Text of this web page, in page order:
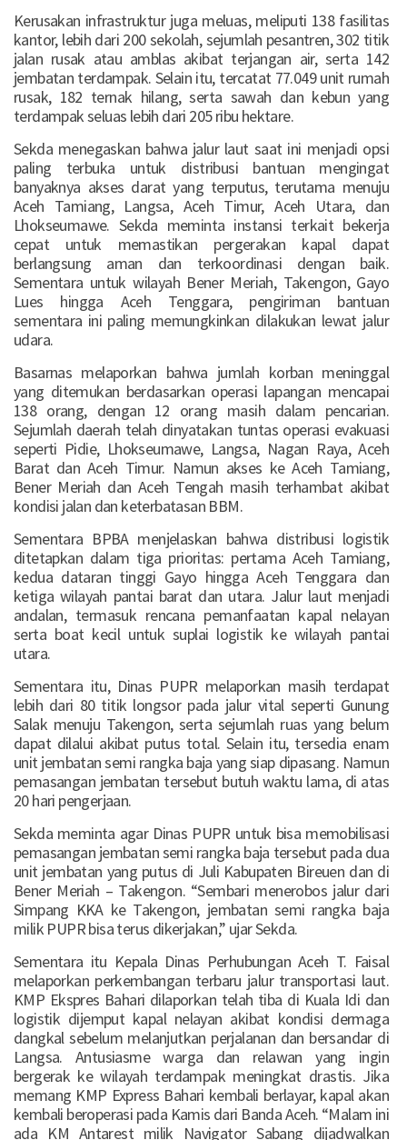
Kerusakan infrastruktur juga meluas, meliputi 138 fasilitas
kantor, lebih dari 200 sekolah, sejumlah pesantren, 302 titik
jalan rusak atau amblas akibat terjangan air, serta 142
jembatan terdampak. Selain itu, tercatat 77.049 unit rumah
rusak, 182 ternak hilang, serta sawah dan kebun yang
terdampak seluas lebih dari 205 ribu hektare.
Sekda menegaskan bahwa jalur laut saat ini menjadi opsi
paling terbuka untuk distribusi bantuan mengingat
banyaknya akses darat yang terputus, terutama menuju
Aceh Tamiang, Langsa, Aceh Timur, Aceh Utara, dan
Lhokseumawe. Sekda meminta instansi terkait bekerja
cepat untuk memastikan pergerakan kapal dapat
berlangsung aman dan terkoordinasi dengan baik.
Sementara untuk wilayah Bener Meriah, Takengon, Gayo
Lues hingga Aceh Tenggara, pengiriman bantuan
sementara ini paling memungkinkan dilakukan lewat jalur
udara.
Basarnas melaporkan bahwa jumlah korban meninggal
yang ditemukan berdasarkan operasi lapangan mencapai
138 orang, dengan 12 orang masih dalam pencarian.
Sejumlah daerah telah dinyatakan tuntas operasi evakuasi
seperti Pidie, Lhokseumawe, Langsa, Nagan Raya, Aceh
Barat dan Aceh Timur. Namun akses ke Aceh Tamiang,
Bener Meriah dan Aceh Tengah masih terhambat akibat
kondisi jalan dan keterbatasan BBM.
Sementara BPBA menjelaskan bahwa distribusi logistik
ditetapkan dalam tiga prioritas: pertama Aceh Tamiang,
kedua dataran tinggi Gayo hingga Aceh Tenggara dan
ketiga wilayah pantai barat dan utara. Jalur laut menjadi
andalan, termasuk rencana pemanfaatan kapal nelayan
serta boat kecil untuk suplai logistik ke wilayah pantai
utara.
Sementara itu, Dinas PUPR melaporkan masih terdapat
lebih dari 80 titik longsor pada jalur vital seperti Gunung
Salak menuju Takengon, serta sejumlah ruas yang belum
dapat dilalui akibat putus total. Selain itu, tersedia enam
unit jembatan semi rangka baja yang siap dipasang. Namun
pemasangan jembatan tersebut butuh waktu lama, di atas
20 hari pengerjaan.
Sekda meminta agar Dinas PUPR untuk bisa memobilisasi
pemasangan jembatan semi rangka baja tersebut pada dua
unit jembatan yang putus di Juli Kabupaten Bireuen dan di
Bener Meriah – Takengon. “Sembari menerobos jalur dari
Simpang KKA ke Takengon, jembatan semi rangka baja
milik PUPR bisa terus dikerjakan,” ujar Sekda.
Sementara itu Kepala Dinas Perhubungan Aceh T. Faisal
melaporkan perkembangan terbaru jalur transportasi laut.
KMP Ekspres Bahari dilaporkan telah tiba di Kuala Idi dan
logistik dijemput kapal nelayan akibat kondisi dermaga
dangkal sebelum melanjutkan perjalanan dan bersandar di
Langsa. Antusiasme warga dan relawan yang ingin
bergerak ke wilayah terdampak meningkat drastis. Jika
memang KMP Express Bahari kembali berlayar, kapal akan
kembali beroperasi pada Kamis dari Banda Aceh. “Malam ini
ada KM Antarest milik Navigator Sabang dijadwalkan